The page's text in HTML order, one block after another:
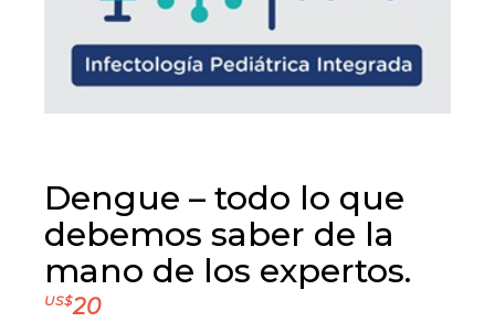
Dengue – todo lo que
debemos saber de la
mano de los expertos.
US$20